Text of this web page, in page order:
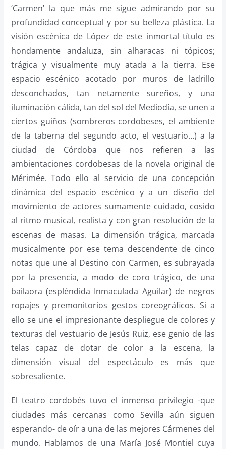
‘Carmen’ la que más me sigue admirando por su
profundidad conceptual y por su belleza plástica. La
visión escénica de López de este inmortal título es
hondamente andaluza, sin alharacas ni tópicos;
trágica y visualmente muy atada a la tierra. Ese
espacio escénico acotado por muros de ladrillo
desconchados, tan netamente sureños, y una
iluminación cálida, tan del sol del Mediodía, se unen a
ciertos guiños (sombreros cordobeses, el ambiente
de la taberna del segundo acto, el vestuario…) a la
ciudad de Córdoba que nos refieren a las
ambientaciones cordobesas de la novela original de
Mérimée. Todo ello al servicio de una concepción
dinámica del espacio escénico y a un diseño del
movimiento de actores sumamente cuidado, cosido
al ritmo musical, realista y con gran resolución de la
escenas de masas. La dimensión trágica, marcada
musicalmente por ese tema descendente de cinco
notas que une al Destino con Carmen, es subrayada
por la presencia, a modo de coro trágico, de una
bailaora (espléndida Inmaculada Aguilar) de negros
ropajes y premonitorios gestos coreográficos. Si a
ello se une el impresionante despliegue de colores y
texturas del vestuario de Jesús Ruiz, ese genio de las
telas capaz de dotar de color a la escena, la
dimensión visual del espectáculo es más que
sobresaliente.
El teatro cordobés tuvo el inmenso privilegio -que
ciudades más cercanas como Sevilla aún siguen
esperando- de oír a una de las mejores Cármenes del
mundo. Hablamos de una María José Montiel cuya